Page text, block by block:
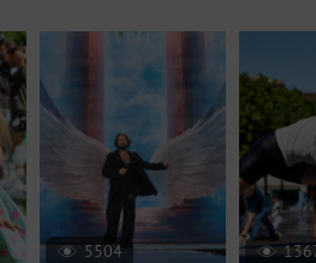
5504